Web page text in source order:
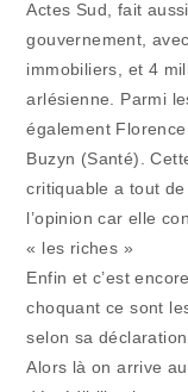
Actes Sud, fait
gouvernement,
immobiliers, et 4
arlésienne. Parmi
également
Buzyn (Santé).
critiquable a tout
l’opinion car elle
« les riches »
Enfin et c’est
choquant ce sont
selon sa
Alors là on arrive